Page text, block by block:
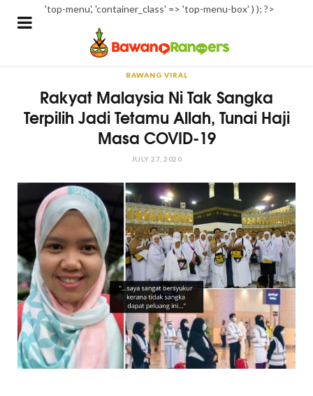
'top-menu', 'container_class' => 'top-menu-box' ) ); ?>
BAWANG VIRAL
Rakyat Malaysia Ni Tak Sangka
Terpilih Jadi Tetamu Allah, Tunai Haji
Masa COVID-19
JULY 27, 2020